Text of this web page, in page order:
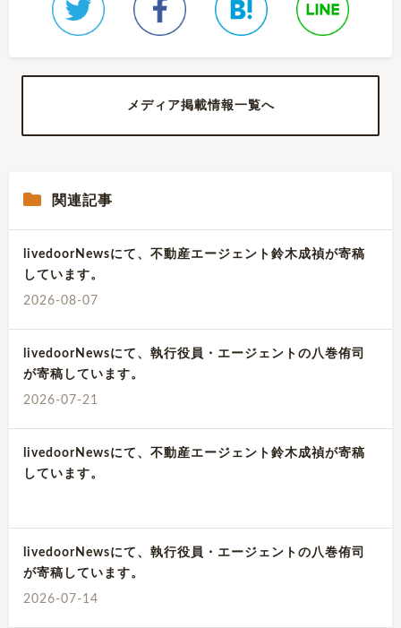
メディア掲載情報一覧へ
関連記事
livedoorNewsにて、不動産エージェント鈴木成禎が寄稿
しています。
2026-08-07
livedoorNewsにて、執行役員・エージェントの八巻侑司
が寄稿しています。
2026-07-21
livedoorNewsにて、不動産エージェント鈴木成禎が寄稿
しています。
livedoorNewsにて、執行役員・エージェントの八巻侑司
が寄稿しています。
2026-07-14